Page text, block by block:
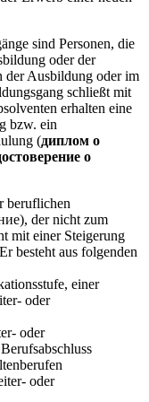
sind Personen, die
oder der
der Ausbildung oder im
schließt mit
erhalten eine
bzw. ein
(диплом о
о
beruflichen
der nicht zum
mit einer Steigerung
besteht aus folgenden
einer
oder
oder
oder